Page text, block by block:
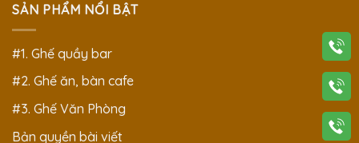
SẢN PHẨM NỔI BẬT
#1. Ghế quầy bar
#2. Ghế ăn, bàn cafe
#3. Ghế Văn Phòng
Bản quyền bài viết